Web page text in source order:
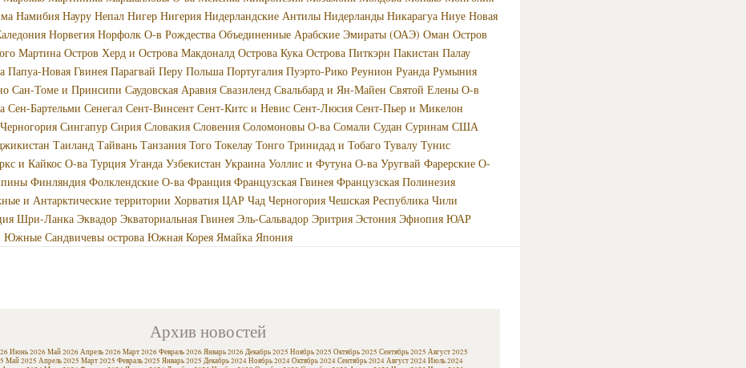
Намибия Науру Непал Нигер Нигерия Нидерландские Антилы Нидерланды Никарагуа Ниуе Новая
Норвегия Норфолк О-в Рождества Объединенные Арабские Эмираты (ОАЭ) Оман Остров
Мартина Остров Херд и Острова Макдоналд Острова Кука Острова Питкэрн Пакистан Палау
Папуа-Новая Гвинея Парагвай Перу Польша Португалия Пуэрто-Рико Реунион Руанда Румыния
Сан-Томе и Принсипи Саудовская Аравия Свазиленд Свальбард и Ян-Майен Святой Елены О-в
Сен-Бартельми Сенегал Сент-Винсент Сент-Китс и Невис Сент-Люсия Сент-Пьер и Микелон
Сингапур Сирия Словакия Словения Соломоновы О-ва Сомали Судан Суринам США
Таиланд Тайвань Танзания Того Токелау Тонго Тринидад и Тобаго Тувалу Тунис
и Кайкос О-ва Турция Уганда Узбекистан Украина Уоллис и Футуна О-ва Уругвай Фарерские О-
Финляндия Фолклендские О-ва Франция Французская Гвинея Французская Полинезия
и Антарктические территории Хорватия ЦАР Чад Черногория Чешская Республика Чили
Шри-Ланка Эквадор Экваториальная Гвинея Эль-Сальвадор Эритрия Эстония Эфиопия ЮАР
Сандвичевы острова Южная Корея Ямайка Япония
Архив новостей
Июнь 2026 Май 2026 Апрель 2026 Март 2026 Февраль 2026 Январь 2026 Декабрь 2025 Ноябрь 2025 Октябрь 2025 Сентябрь 2025 Август 2025
Май 2025 Апрель 2025 Март 2025 Февраль 2025 Январь 2025 Декабрь 2024Ноябрь 2024Октябрь 2024Сентябрь 2024Август 2024Июль 2024